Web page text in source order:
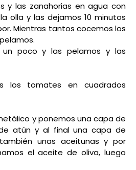
y las zanahorias en agua con
olla y las dejamos 10 minutos
Mientras tantos cocemos los
un poco y las pelamos y las
los tomates en cuadrados
y ponemos una capa de
atún y al final una capa de
unas aceitunas y por
el aceite de oliva, luego